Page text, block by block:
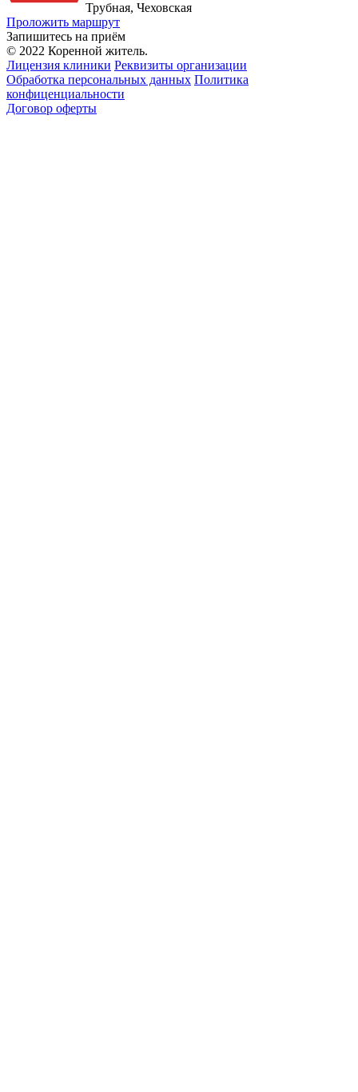
Трубная, Чеховская
Проложить маршрут
Запишитесь на приём
© 2022 Коренной житель.
Лицензия клиники Реквизиты организации
Обработка персональных данных Политика
конфиценциальности
Договор оферты